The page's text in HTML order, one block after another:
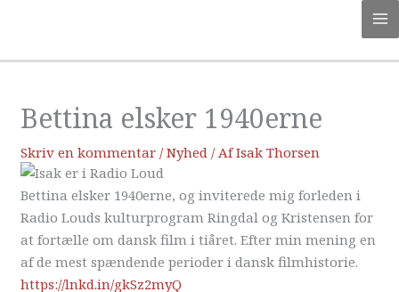
Bettina elsker 1940erne
Skriv en kommentar /Nyhed / AfIsak Thorsen
Bettina elsker 1940erne, og inviterede mig forleden i
Radio Louds kulturprogram Ringdal og Kristensen for
at fortælle om dansk film i tiåret. Efter min mening en
af de mest spændende perioder i dansk filmhistorie.
https://lnkd.in/gkSz2myQ